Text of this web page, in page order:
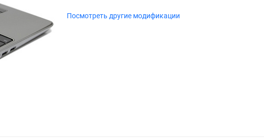
Посмотреть другие модификации